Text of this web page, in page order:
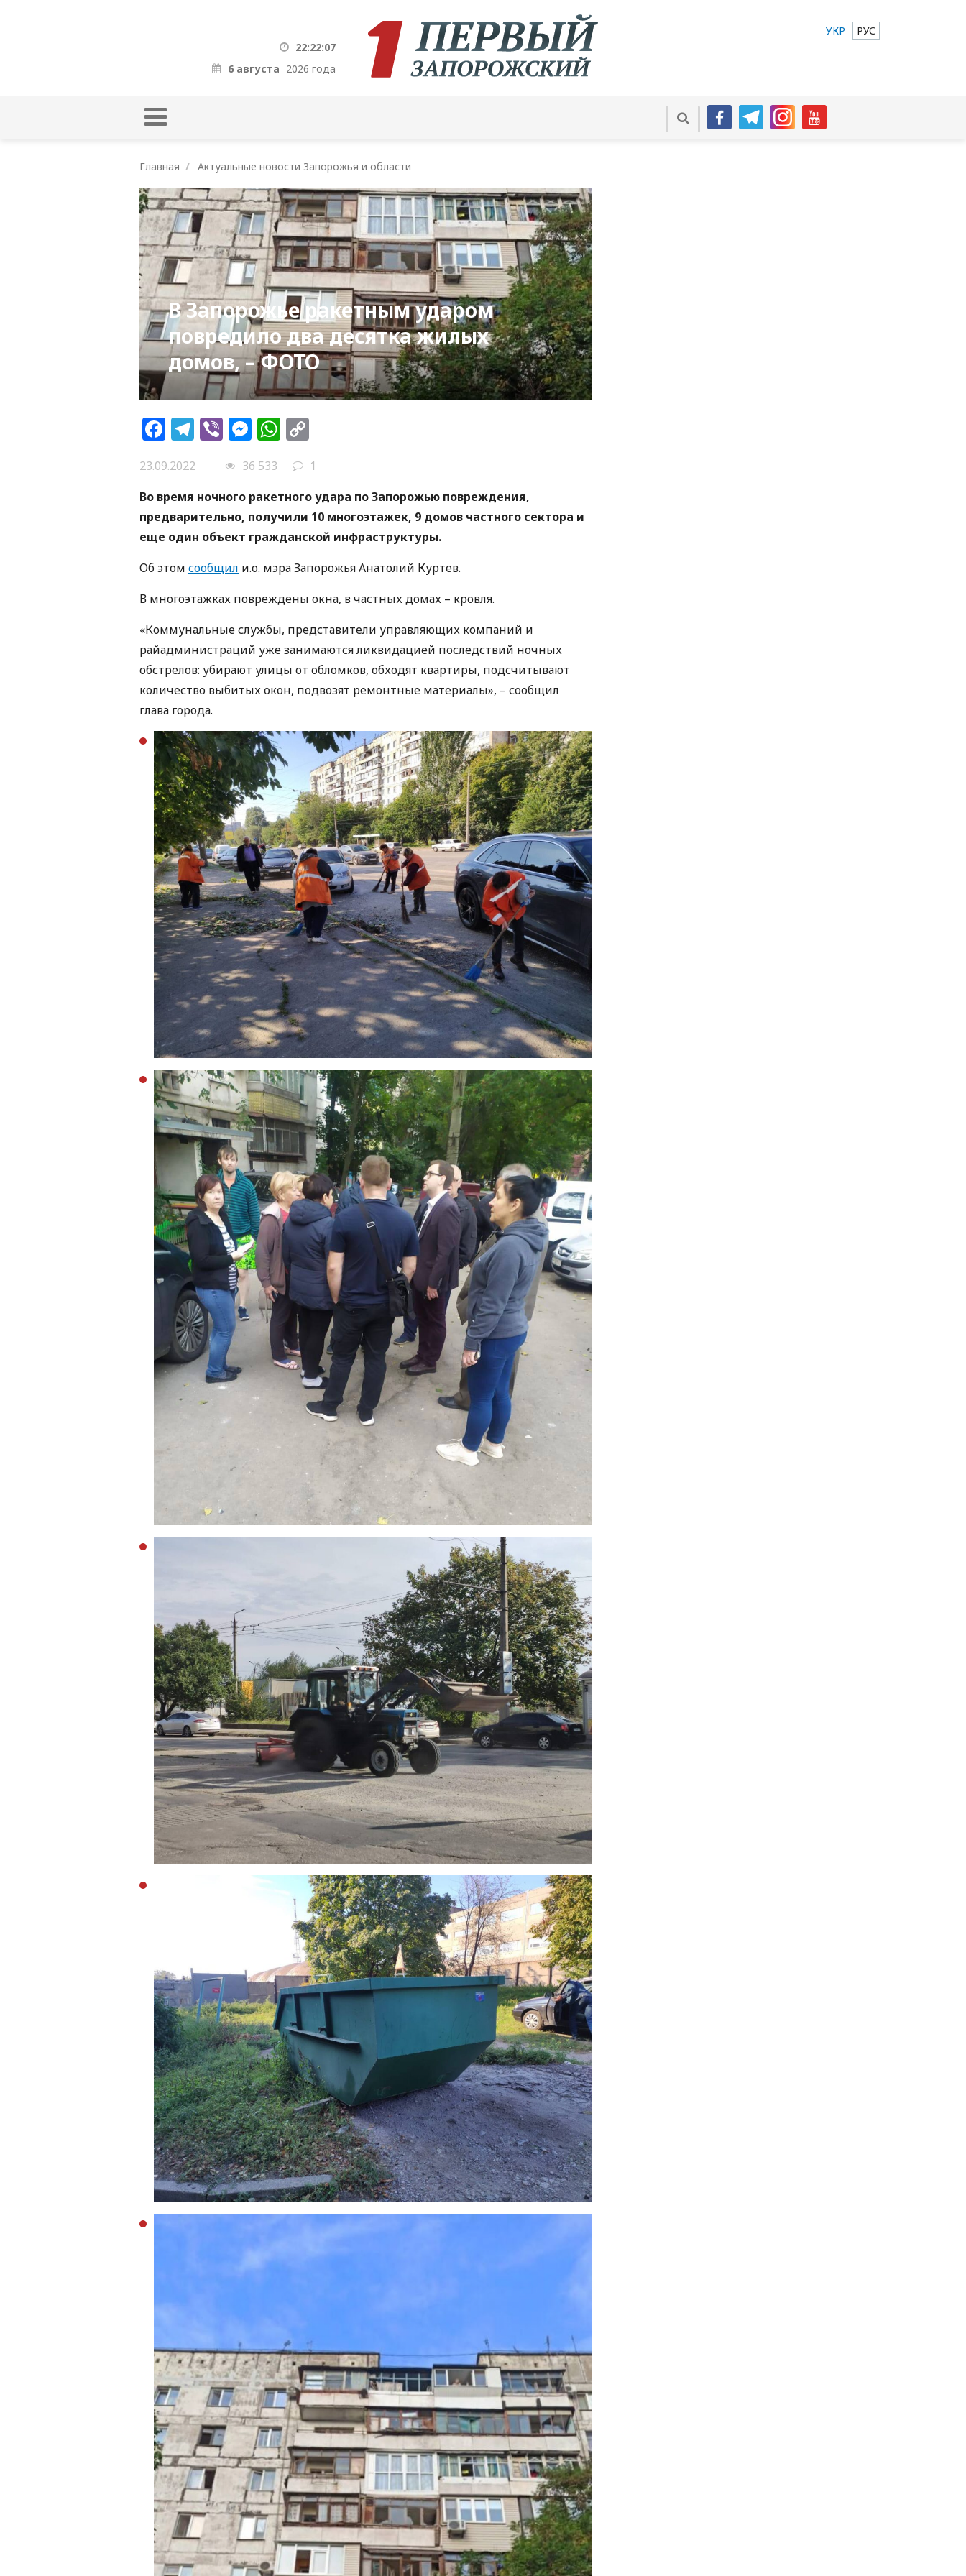
22:22:09
6 августа 2026 года
УКР РУС
Главная Актуальные новости Запорожья и области
В Запорожье ракетным ударом
повредило два десятка жилых
домов, – ФОТО
Facebook
Telegram
ViberMessenger
WhatsApp
23.09.2022 36 533
1
Во время ночного ракетного удара по Запорожью повреждения,
предварительно, получили 10 многоэтажек, 9 домов частного сектора и
еще один объект гражданской инфраструктуры.
Об этом сообщил и.о. мэра Запорожья Анатолий Куртев.
В многоэтажках повреждены окна, в частных домах – кровля.
«Коммунальные службы, представители управляющих компаний и
райадминистраций уже занимаются ликвидацией последствий ночных
обстрелов: убирают улицы от обломков, обходят квартиры, подсчитывают
количество выбитых окон, подвозят ремонтные материалы», – сообщил
глава города.